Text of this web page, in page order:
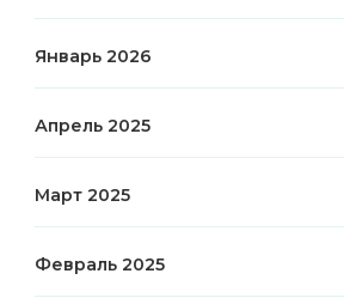
Январь 2026
Апрель 2025
Март 2025
Февраль 2025